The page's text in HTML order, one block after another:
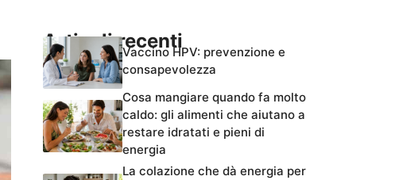
Articoli recentiVaccino HPV: prevenzione e
consapevolezza
Cosa mangiare quando fa molto
caldo: gli alimenti che aiutano a
restare idratati e pieni di
energia
La colazione che dà energia per